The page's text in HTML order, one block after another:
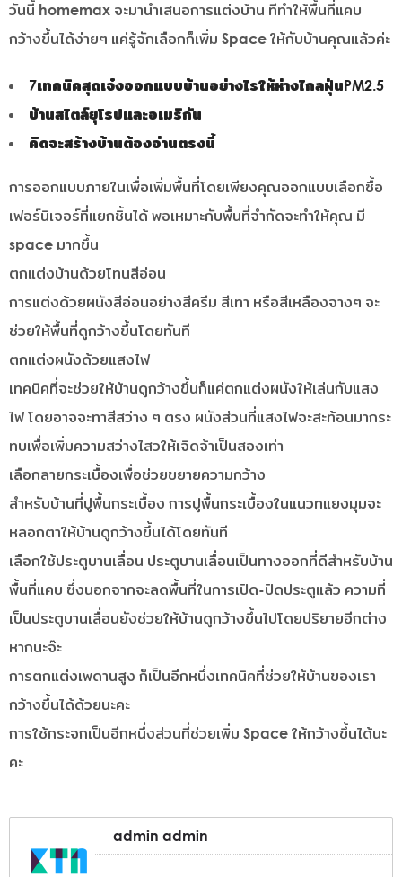
วันนี้ homemax จะมานำเสนอการแต่งบ้าน ทีทำให้พื้นที่แคบ
กว้างขึ้นได้ง่ายๆ แค่รู้จักเลือกก็เพิ่ม Space ให้กับบ้านคุณแล้วค่ะ
7เทคนิคสุดเจ๋งออกแบบบ้านอย่างไรให้ห่างไกลฝุ่นPM2.5
บ้านสไตล์ยุโรปและอเมริกัน
คิดจะสร้างบ้านต้องอ่านตรงนี้
การออกแบบภายในเพื่อเพิ่มพื้นที่โดยเพียงคุณออกแบบเลือกซื้อ
เฟอร์นิเจอร์ที่แยกชิ้นได้ พอเหมาะกับพื้นที่จำกัดจะทำให้คุณ มี
space มากขึ้น
ตกแต่งบ้านด้วยโทนสีอ่อน
การแต่งด้วยผนังสีอ่อนอย่างสีครีม สีเทา หรือสีเหลืองจางๆ จะ
ช่วยให้พื้นที่ดูกว้างขึ้นโดยทันที
ตกแต่งผนังด้วยแสงไฟ
เทคนิคที่จะช่วยให้บ้านดูกว้างขึ้นก็แค่ตกแต่งผนังให้เล่นกับแสง
ไฟ โดยอาจจะทาสีสว่าง ๆ ตรง ผนังส่วนที่แสงไฟจะสะท้อนมากระ
ทบเพื่อเพิ่มความสว่างไสวให้เจิดจ้าเป็นสองเท่า
เลือกลายกระเบื้องเพื่อช่วยขยายความกว้าง
สำหรับบ้านที่ปูพื้นกระเบื้อง การปูพื้นกระเบื้องในแนวทแยงมุมจะ
หลอกตาให้บ้านดูกว้างขึ้นได้โดยทันที
เลือกใช้ประตูบานเลื่อน ประตูบานเลื่อนเป็นทางออกที่ดีสำหรับบ้าน
พื้นที่แคบ ซึ่งนอกจากจะลดพื้นที่ในการเปิด-ปิดประตูแล้ว ความที่
เป็นประตูบานเลื่อนยังช่วยให้บ้านดูกว้างขึ้นไปโดยปริยายอีกต่าง
หากนะจ๊ะ
การตกแต่งเพดานสูง ก็เป็นอีกหนึ่งเทคนิคที่ช่วยให้บ้านของเรา
กว้างขึ้นได้ด้วยนะคะ
การใช้กระจกเป็นอีกหนึ่งส่วนที่ช่วยเพิ่ม Space ให้กว้างขึ้นได้นะ
คะ
admin admin